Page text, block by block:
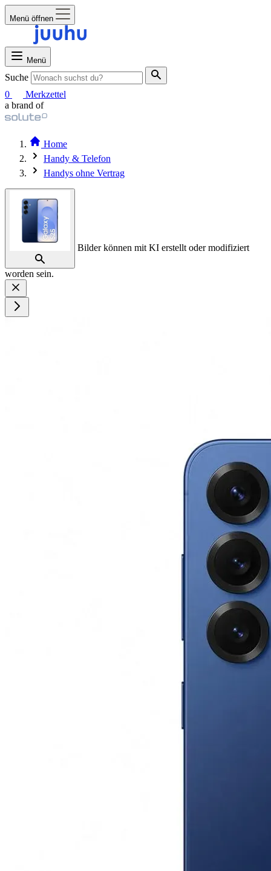
Menü öffnen
Menü
Suche
0
Merkzettel
a brand of
Home
Handy & Telefon
Handys ohne Vertrag
Bilder können mit KI erstellt oder modifiziert
worden sein.